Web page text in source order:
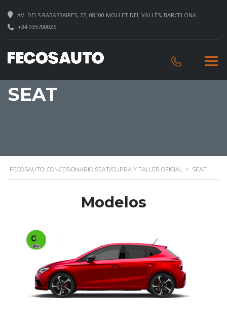
AV. DELS RABASSAIRES, 22, 08100 MOLLET DEL VALLÈS, BARCELONA
+34 935700025
SEAT
FECOSAUTO: CONCESIONARIO SEAT/CUPRA Y TALLER OFICIAL > SEAT
Modelos